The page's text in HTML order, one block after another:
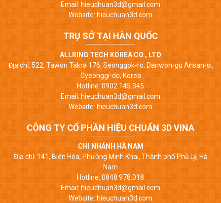
Email: hieuchuan3d@gmail.com
Website: hieuchuan3d.com
TRỤ SỞ TẠI HÀN QUỐC
ALLRING TECH KOREA CO., LTD
Địa chỉ: 522, Tawon Takra 176, Seonggok-ro, Danwon-gu Ansan-si,
Gyeonggi-do, Korea
Hotline: 0902.145.345
Email: hieuchuan3d@gmail.com
Website: hieuchuan3d.com
CÔNG TY CỔ PHẦN HIỆU CHUẨN 3D VINA
CHI NHÁNH HÀ NAM
Địa chỉ: 141, Biên Hòa, Phường Minh Khai, Thành phố Phủ Lý, Hà
Nam
Hotline: 0848.978.018
Email: hieuchuan3d@gmail.com
Website: hieuchuan3d.com